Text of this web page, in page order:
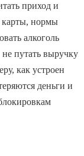
приход и
карты, нормы
алкоголь
путать выручку
как устроен
деньги и